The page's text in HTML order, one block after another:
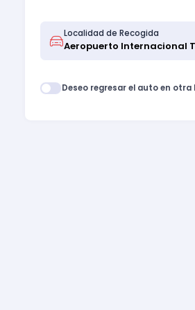
Localidad de Recogida
Deseo regresar el auto en